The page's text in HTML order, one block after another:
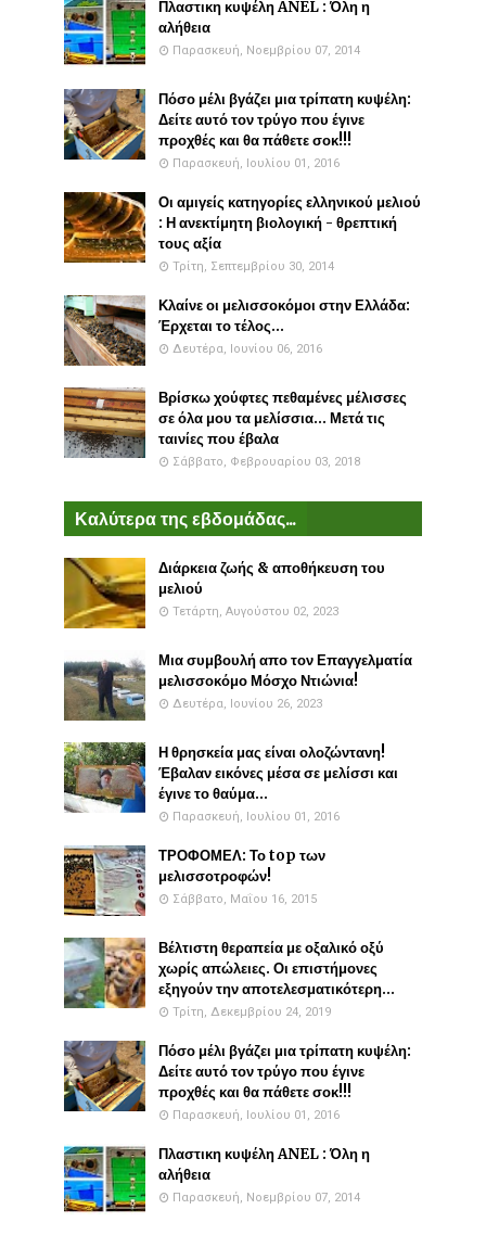
Πλαστικη κυψέλη ANEL : Όλη η
αλήθεια
Παρασκευή, Νοεμβρίου 07, 2014
Πόσο μέλι βγάζει μια τρίπατη κυψέλη:
Δείτε αυτό τον τρύγο που έγινε
προχθές και θα πάθετε σοκ!!!
Παρασκευή, Ιουλίου 01, 2016
Οι αμιγείς κατηγορίες ελληνικού μελιού
: Η ανεκτίμητη βιολογική - θρεπτική
τους αξία
Τρίτη, Σεπτεμβρίου 30, 2014
Κλαίνε οι μελισσοκόμοι στην Ελλάδα:
Έρχεται το τέλος...
Δευτέρα, Ιουνίου 06, 2016
Βρίσκω χούφτες πεθαμένες μέλισσες
σε όλα μου τα μελίσσια... Μετά τις
ταινίες που έβαλα
Σάββατο, Φεβρουαρίου 03, 2018
Καλύτερα της εβδομάδας...
Διάρκεια ζωής & αποθήκευση του
μελιού
Τετάρτη, Αυγούστου 02, 2023
Μια συμβουλή απο τον Επαγγελματία
μελισσοκόμο Μόσχο Ντιώνια!
Δευτέρα, Ιουνίου 26, 2023
Η θρησκεία μας είναι ολοζώντανη!
Έβαλαν εικόνες μέσα σε μελίσσι και
έγινε το θαύμα...
Παρασκευή, Ιουλίου 01, 2016
ΤΡΟΦΟΜΕΛ: Το top των
μελισσοτροφών!
Σάββατο, Μαΐου 16, 2015
Βέλτιστη θεραπεία με οξαλικό οξύ
χωρίς απώλειες. Οι επιστήμονες
εξηγούν την αποτελεσματικότερη...
Τρίτη, Δεκεμβρίου 24, 2019
Πόσο μέλι βγάζει μια τρίπατη κυψέλη:
Δείτε αυτό τον τρύγο που έγινε
προχθές και θα πάθετε σοκ!!!
Παρασκευή, Ιουλίου 01, 2016
Πλαστικη κυψέλη ANEL : Όλη η
αλήθεια
Παρασκευή, Νοεμβρίου 07, 2014